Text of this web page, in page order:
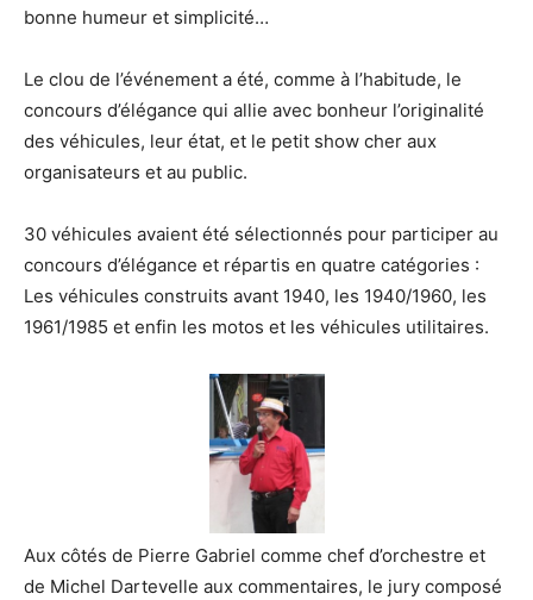
bonne humeur et simplicité…
Le clou de l’événement a été, comme à l’habitude, le
concours d’élégance qui allie avec bonheur l’originalité
des véhicules, leur état, et le petit show cher aux
organisateurs et au public.
30 véhicules avaient été sélectionnés pour participer au
concours d’élégance et répartis en quatre catégories :
Les véhicules construits avant 1940, les 1940/1960, les
1961/1985 et enfin les motos et les véhicules utilitaires.
Aux côtés de Pierre Gabriel comme chef d’orchestre et
de Michel Dartevelle aux commentaires, le jury composé